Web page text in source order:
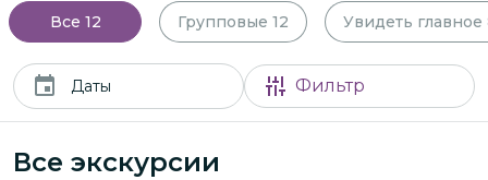
Все 12 Групповые 12 Увидеть главное
Даты Фильтр
Все экскурсии